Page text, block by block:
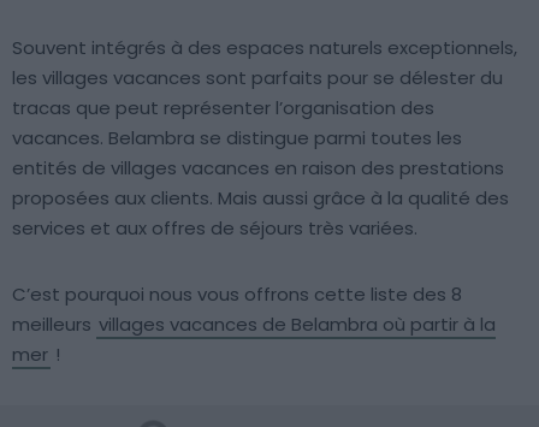
Souvent intégrés à des espaces naturels exceptionnels,
les villages vacances sont parfaits pour se délester du
tracas que peut représenter l’organisation des
vacances. Belambra se distingue parmi toutes les
entités de villages vacances en raison des prestations
proposées aux clients. Mais aussi grâce à la qualité des
services et aux offres de séjours très variées.
C’est pourquoi nous vous offrons cette liste des 8
meilleurs villages vacances de Belambra où partir à la
mer !